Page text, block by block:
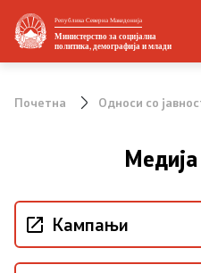
Република Северна Македонија
Министерство за социјална
политика, демографија и млади
Министерство
Заменик министер
Државен секретар
Почетна Односи со
Кампањи